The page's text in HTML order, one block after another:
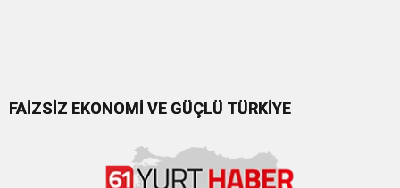
FAİZSİZ EKONOMİ VE GÜÇLÜ TÜRKİYE